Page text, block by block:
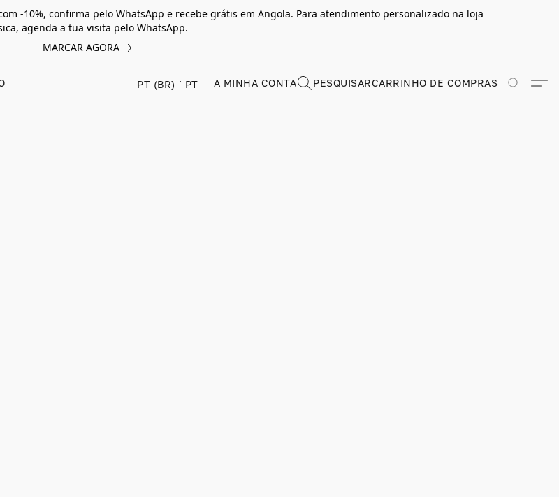
-10%, confirma pelo WhatsApp e recebe grátis em Angola. Para atendimento personalizado na loja
agenda a tua visita pelo WhatsApp.
MARCAR AGORA
PT (BR) PT A MINHA CONTA PESQUISARCARRINHO DE COMPRAS